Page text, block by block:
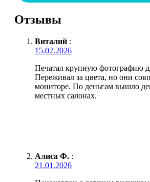
Отзывы
Виталий :
15.02.2026
Печатал крупную фотографию
Переживал за цвета, но они
мониторе. По деньгам вышло
местных салонах.
Алиса Ф. :
21.01.2026